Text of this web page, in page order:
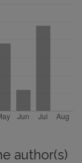
author(s)